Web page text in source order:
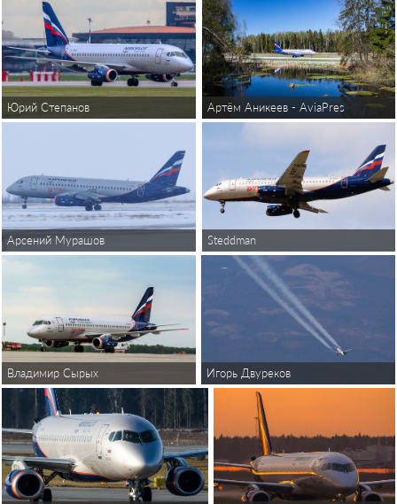
Юрий Степанов Артём Аникеев - AviaPressPhoto
Арсений Мурашов Steddman
Владимир Сырых Игорь Двуреков